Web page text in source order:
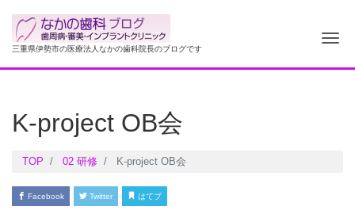
三重県伊勢市の医療法人なかの歯科院長のブログです ナ
K-project OB会
TOP 02 研修 K-project OB会
Facebook Twitter はてブ